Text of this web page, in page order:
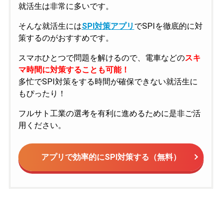
就活生は非常に多いです。
そんな就活生にはSPI対策アプリ でSPIを徹底的に対
策するのがおすすめです。
スマホひとつで問題を解けるので、電車などのスキ
マ時間に対策することも可能！
多忙でSPI対策をする時間が確保できない就活生に
もぴったり！
フルサト工業の選考を有利に進めるために是非ご活
用ください。
アプリで効率的にSPI対策する（無料）